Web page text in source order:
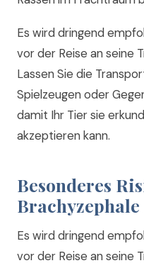
Es wird dringend
vor der Reise an seine
Lassen Sie die
Spielzeugen oder
damit Ihr Tier sie
akzeptieren kann.
Besonderes
Brachyzephale
Es wird dringend
vor der Reise an seine